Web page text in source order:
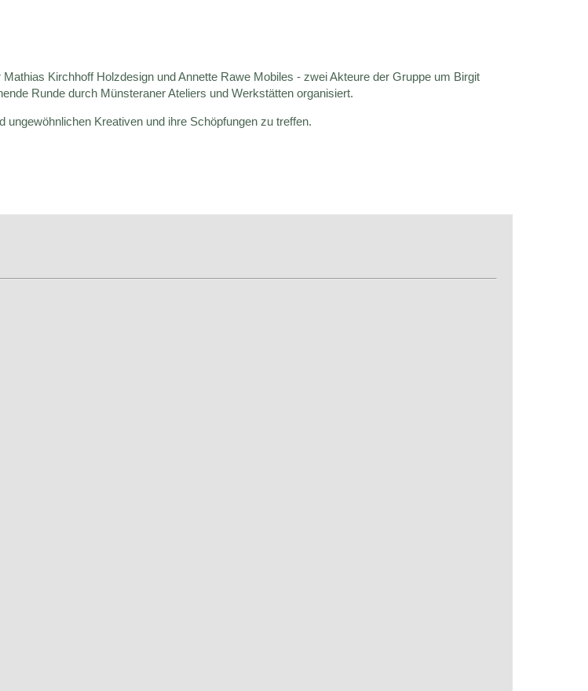
Kirchhoff Holzdesign und Annette Rawe Mobiles - zwei Akteure der Gruppe um Birgit
Runde durch Münsteraner Ateliers und Werkstätten organisiert.
Kreativen und ihre Schöpfungen zu treffen.